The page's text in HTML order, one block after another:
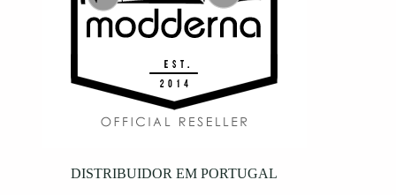
DISTRIBUIDOR EM PORTUGAL